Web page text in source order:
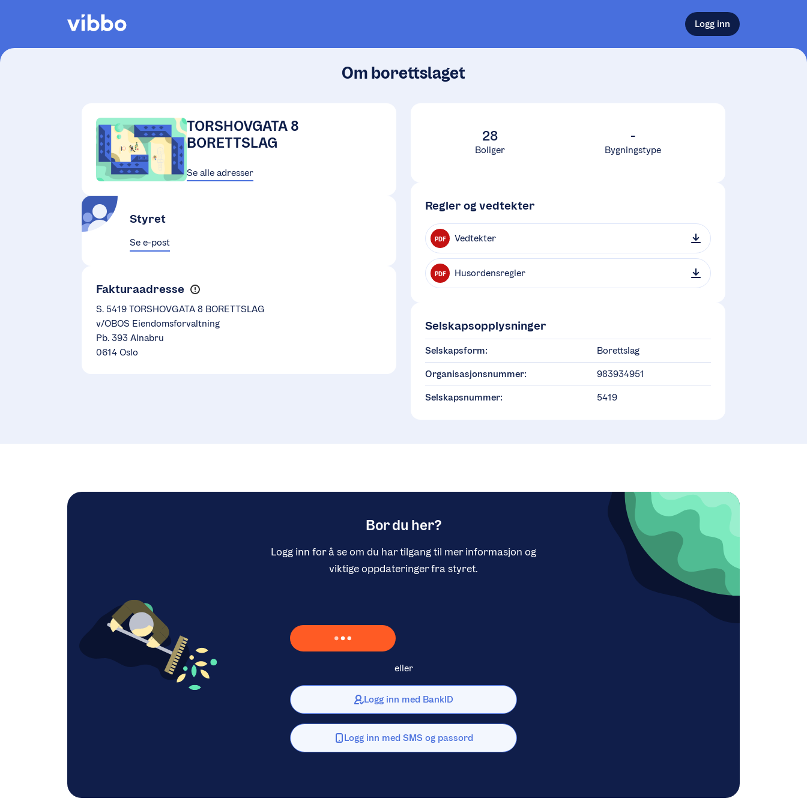
Logg inn
Om borettslaget
TORSHOVGATA 8
BORETTSLAG
Se alle adresser
Styret
Se e-post
Fakturaadresse
S. 5419 TORSHOVGATA 8 BORETTSLAG
v/OBOS Eiendomsforvaltning
Pb. 393 Alnabru
0614 Oslo
28
Boliger
-
Bygningstype
Regler og vedtekter
PDF Vedtekter
PDF Husordensregler
Selskapsopplysninger
Selskapsform: Borettslag
Organisasjonsnummer: 983934951
Selskapsnummer: 5419
Bor du her?
Logg inn for å se om du har tilgang til mer informasjon og
viktige oppdateringer fra styret.
Laster inn Vipps …
eller
Logg inn med BankID
Logg inn med SMS og passord